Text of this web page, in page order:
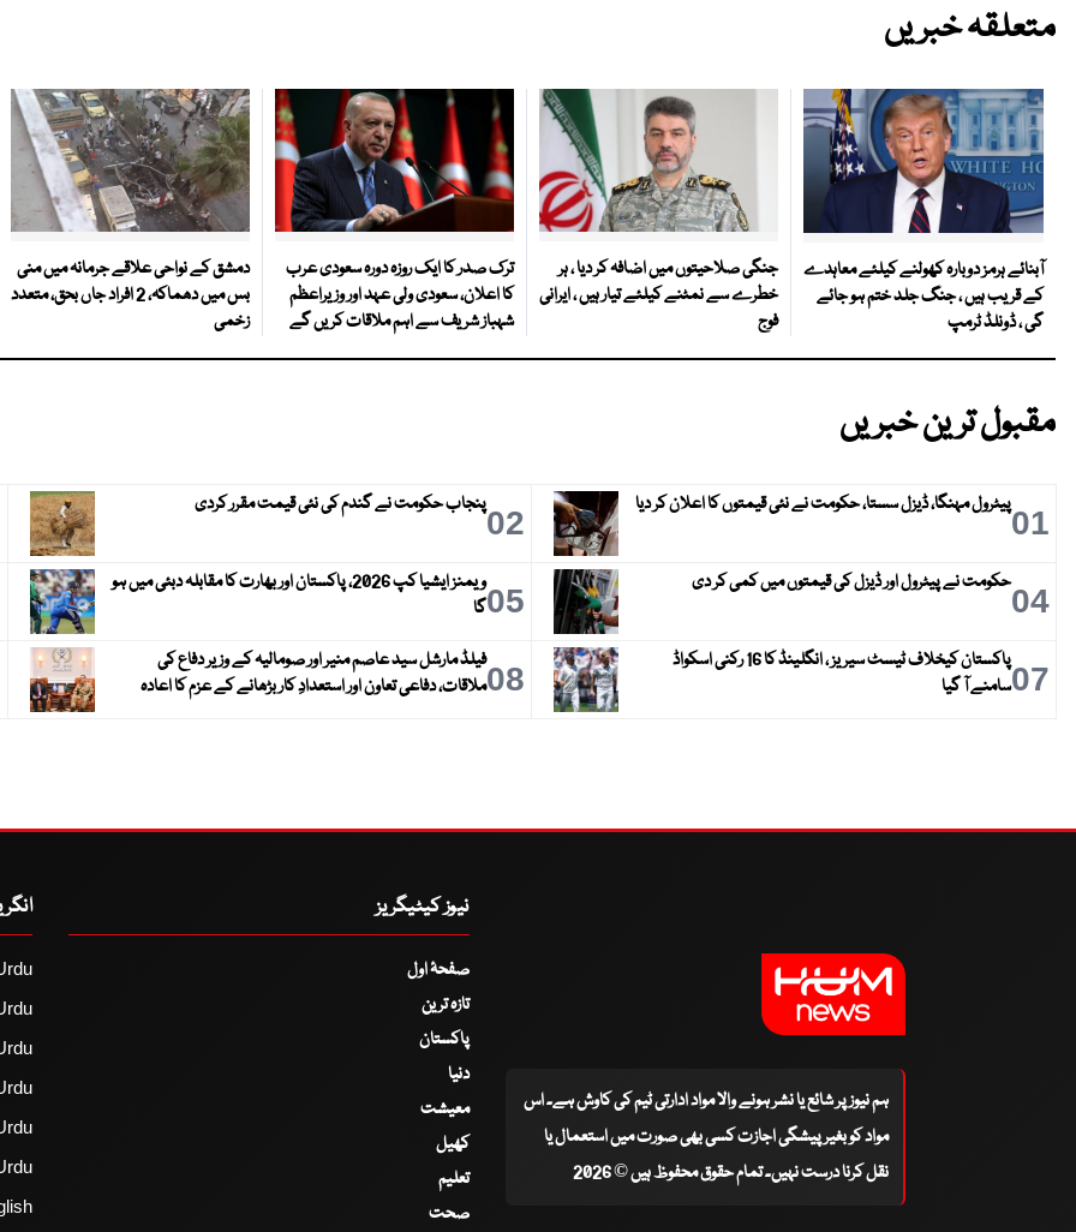
متعلقہ خبریں
آبنائے ہرمز دوبارہ کھولنے کیلئے معاہدے
کے قریب ہیں ، جنگ جلد ختم ہو جائے
گی ، ڈونلڈ ٹرمپ
جنگی صلاحیتوں میں اضافہ کر دیا ، ہر
خطرے سے نمٹنے کیلئے تیار ہیں ، ایرانی
فوج
ترک صدر کا ایک روزہ دورہ سعودی عرب
کا اعلان، سعودی ولی عہد اور وزیراعظم
شہباز شریف سے اہم ملاقات کریں گے
دمشق کے نواحی علاقے جرمانہ میں منی
بس میں دھماکہ، 2 افراد جاں بحق، متعدد
زخمی
مقبول ترین خبریں
01پیٹرول مہنگا، ڈیزل سستا، حکومت نے نئی قیمتوں کا اعلان کر دیا 02پنجاب حکومت نے گندم کی نئی قیمت مقرر کردی
04حکومت نے پیٹرول اور ڈیزل کی قیمتوں میں کمی کر دی 05
ویمنز ایشیا کپ 2026، پاکستان اور بھارت کا مقابلہ دبئی میں ہو
گا
07
پاکستان کیخلاف ٹیسٹ سیریز ، انگلینڈ کا 16 رکنی اسکواڈ
سامنے آ گیا
08فیلڈ مارشل سید عاصم منیر اور صومالیہ کے وزیر دفاع کی
ملاقات، دفاعی تعاون اور استعدادِ کار بڑھانے کے عزم کا اعادہ
ہم نیوز پر شائع یا نشر ہونے والا مواد ادارتی ٹیم کی کاوش ہے۔ اس
مواد کو بغیر پیشگی اجازت کسی بھی صورت میں استعمال یا
نقل کرنا درست نہیں۔ تمام حقوق محفوظ ہیں © 2026
نیوز کیٹیگریز
صفحۂ اول
تازہ ترین
پاکستان
دنیا
معیشت
کھیل
تعلیم
صحت